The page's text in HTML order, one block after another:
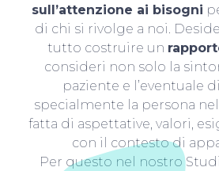
sull’attenzione ai bisogni
di chi si rivolge a noi.
tutto costruire un
consideri non solo la
paziente e l’eventuale
specialmente la persona
fatta di aspettative, valori,
con il contesto di
Per questo nel nostro